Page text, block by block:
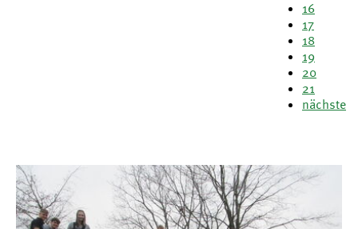
16
17
18
19
20
21
nächste